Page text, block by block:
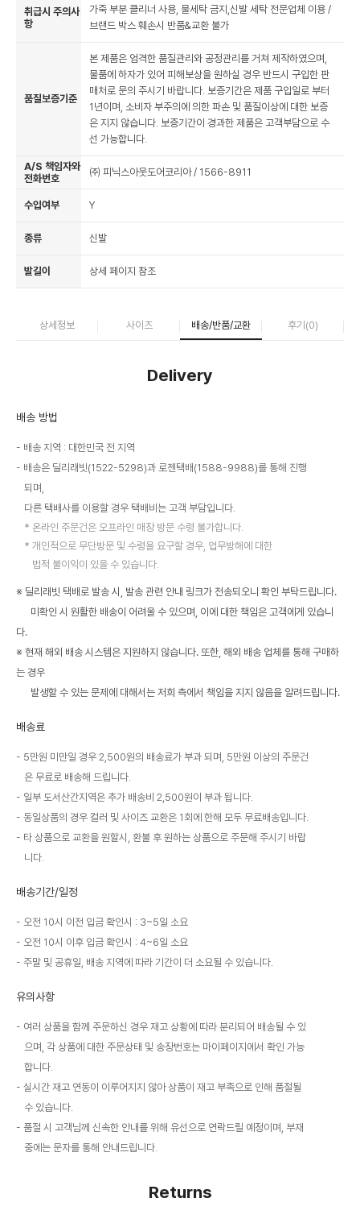
취급시 주의사
항
가죽 부분 클리너 사용, 물세탁 금지,신발 세탁 전문업체 이용 /
브랜드 박스 훼손시 반품&교환 불가
품질보증기준
본 제품은 엄격한 품질관리와 공정관리를 거쳐 제작하였으며,
물품에 하자가 있어 피해보상을 원하실 경우 반드시 구입한 판
매처로 문의 주시기 바랍니다. 보증기간은 제품 구입일로 부터
1년이며, 소비자 부주의에 의한 파손 및 품질이상에 대한 보증
은 지지 않습니다. 보증기간이 경과한 제품은 고객부담으로 수
선 가능합니다.
A/S 책임자와
전화번호
㈜ 피닉스아웃도어코리아 / 1566-8911
수입여부 Y
종류 신발
발길이 상세 페이지 참조
상세정보 사이즈 배송/반품/교환 후기(0)
Delivery
배송 방법
배송 지역 : 대한민국 전 지역
배송은 딜리래빗(1522-5298)과 로젠택배(1588-9988)를 통해 진행
되며,
다른 택배사를 이용할 경우 택배비는 고객 부담입니다.
온라인 주문건은 오프라인 매장 방문 수령 불가합니다.
개인적으로 무단방문 및 수령을 요구할 경우, 업무방해에 대한
법적 불이익이 있을 수 있습니다.
※ 딜리래빗 택배로 발송 시, 발송 관련 안내 링크가 전송되오니 확인 부탁드립니다.
미확인 시 원활한 배송이 어려울 수 있으며, 이에 대한 책임은 고객에게 있습니
다.
※ 현재 해외 배송 시스템은 지원하지 않습니다. 또한, 해외 배송 업체를 통해 구매하
는 경우
발생할 수 있는 문제에 대해서는 저희 측에서 책임을 지지 않음을 알려드립니다.
배송료
5만원 미만일 경우 2,500원의 배송료가 부과 되며, 5만원 이상의 주문건
은 무료로 배송해 드립니다.
일부 도서산간지역은 추가 배송비 2,500원이 부과 됩니다.
동일상품의 경우 컬러 및 사이즈 교환은 1회에 한해 모두 무료배송입니다.
타 상품으로 교환을 원할시, 환불 후 원하는 상품으로 주문해 주시기 바랍
니다.
배송기간/일정
오전 10시 이전 입금 확인시 : 3~5일 소요
오전 10시 이후 입금 확인시 : 4~6일 소요
주말 및 공휴일, 배송 지역에 따라 기간이 더 소요될 수 있습니다.
유의사항
여러 상품을 함께 주문하신 경우 재고 상황에 따라 분리되어 배송될 수 있
으며, 각 상품에 대한 주문상태 및 송장번호는 마이페이지에서 확인 가능
합니다.
실시간 재고 연동이 이루어지지 않아 상품이 재고 부족으로 인해 품절될
수 있습니다.
품절 시 고객님께 신속한 안내를 위해 유선으로 연락드릴 예정이며, 부재
중에는 문자를 통해 안내드립니다.
Returns